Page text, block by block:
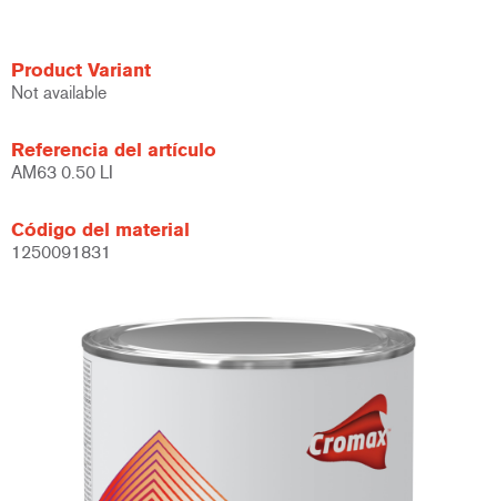
Product Variant
Not available
Referencia del artículo
AM63 0.50 LI
Código del material
1250091831